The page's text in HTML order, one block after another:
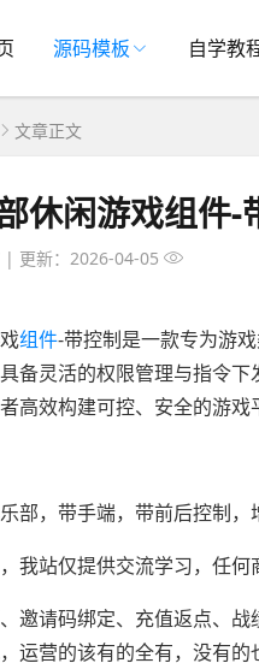
源码模板 自学教
文章正文
休闲游戏组件-
| 更新：2026-04-05
组件-带控制是一款专为游
备灵活的权限管理与指令
高效构建可控、安全的游戏
部，带手端，带前后控制，
我站仅提供交流学习，任何
邀请码绑定、充值返点、
运营的该有的全有，没有的